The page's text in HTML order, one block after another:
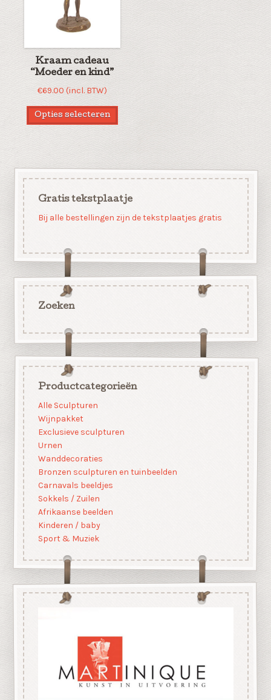
Kraam cadeau
“Moeder en kind”
€69.00 (incl. BTW)
Opties selecteren
Gratis tekstplaatje
Bij alle bestellingen zijn de tekstplaatjes gratis
Zoeken
Productcategorieën
Alle Sculpturen
Wijnpakket
Exclusieve sculpturen
Urnen
Wanddecoraties
Bronzen sculpturen en tuinbeelden
Carnavals beeldjes
Sokkels / Zuilen
Afrikaanse beelden
Kinderen / baby
Sport & Muziek